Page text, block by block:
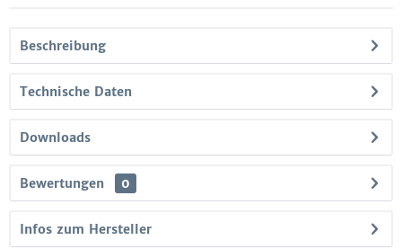
Beschreibung
Technische Daten
Downloads
Bewertungen 0
Infos zum Hersteller